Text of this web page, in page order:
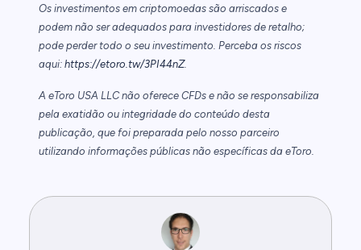
Os investimentos em criptomoedas são arriscados e
podem não ser adequados para investidores de retalho;
pode perder todo o seu investimento. Perceba os riscos
aqui: https://etoro.tw/3PI44nZ.
A eToro USA LLC não oferece CFDs e não se responsabiliza
pela exatidão ou integridade do conteúdo desta
publicação, que foi preparada pelo nosso parceiro
utilizando informações públicas não específicas da eToro.